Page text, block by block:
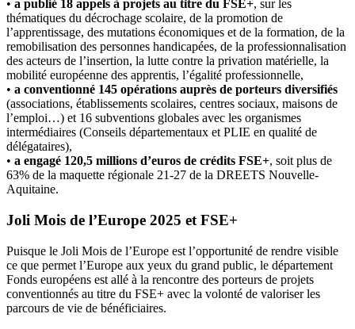
• a publié 18 appels à projets au titre du FSE+, sur les
thématiques du décrochage scolaire, de la promotion de
l’apprentissage, des mutations économiques et de la formation, de la
remobilisation des personnes handicapées, de la professionnalisation
des acteurs de l’insertion, la lutte contre la privation matérielle, la
mobilité européenne des apprentis, l’égalité professionnelle,
• a conventionné 145 opérations auprès de porteurs diversifiés
(associations, établissements scolaires, centres sociaux, maisons de
l’emploi…) et 16 subventions globales avec les organismes
intermédiaires (Conseils départementaux et PLIE en qualité de
délégataires),
• a engagé 120,5 millions d’euros de crédits FSE+, soit plus de
63% de la maquette régionale 21-27 de la DREETS Nouvelle-
Aquitaine.
Joli Mois de l’Europe 2025 et FSE+
Puisque le Joli Mois de l’Europe est l’opportunité de rendre visible
ce que permet l’Europe aux yeux du grand public, le département
Fonds européens est allé à la rencontre des porteurs de projets
conventionnés au titre du FSE+ avec la volonté de valoriser les
parcours de vie de bénéficiaires.